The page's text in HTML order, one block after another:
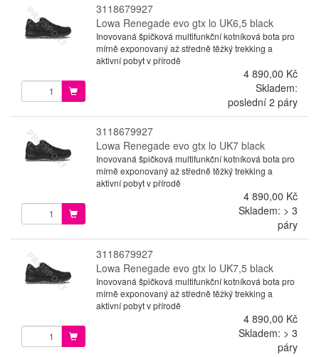
3118679927
Lowa Renegade evo gtx lo UK6,5 black
Inovovaná špičková multifunkční kotníková bota pro
mírně exponovaný až středně těžký trekking a
aktivní pobyt v přírodě
4 890,00 Kč
Skladem:
poslední 2 páry
3118679927
Lowa Renegade evo gtx lo UK7 black
Inovovaná špičková multifunkční kotníková bota pro
mírně exponovaný až středně těžký trekking a
aktivní pobyt v přírodě
4 890,00 Kč
Skladem: > 3
páry
3118679927
Lowa Renegade evo gtx lo UK7,5 black
Inovovaná špičková multifunkční kotníková bota pro
mírně exponovaný až středně těžký trekking a
aktivní pobyt v přírodě
4 890,00 Kč
Skladem: > 3
páry